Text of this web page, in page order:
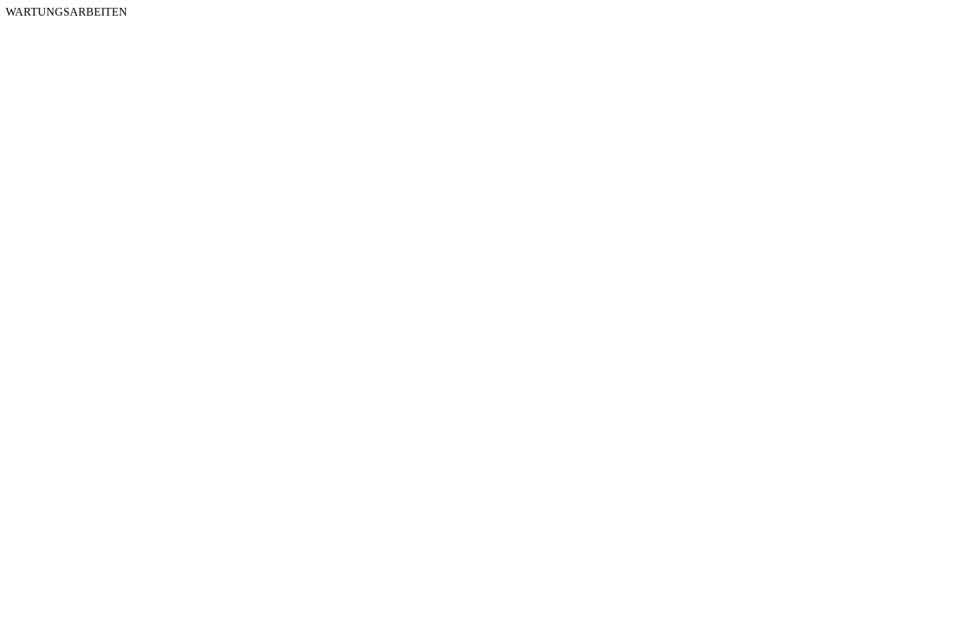
WARTUNGSARBEITEN